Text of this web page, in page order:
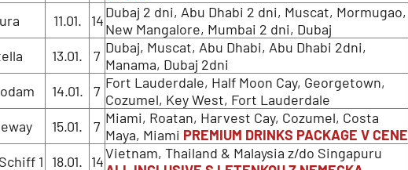
11.01. 14Dubaj 2 dni, Abu Dhabi 2 dni, Muscat, Mormugao,
New Mangalore, Mumbai 2 dni, Dubaj
13.01. 7 Dubaj, Muscat, Abu Dhabi, Abu Dhabi 2dni,
Manama, Dubaj 2dni
14.01. 7 Fort Lauderdale, Half Moon Cay, Georgetown,
Cozumel, Key West, Fort Lauderdale
15.01. 7 Miami, Roatan, Harvest Cay, Cozumel, Costa
Maya, Miami PREMIUM DRINKS PACKAGE V CENE
1 18.01. 14Vietnam, Thailand & Malaysia z/do Singapuru